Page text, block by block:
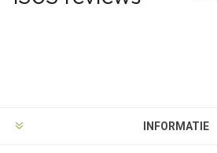
INFORMATIE